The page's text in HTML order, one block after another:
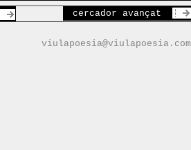
cercador avançat
viulapoesia@viulapoesia.com